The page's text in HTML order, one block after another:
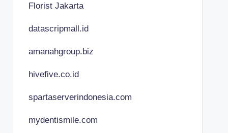
Florist Jakarta
datascripmall.id
amanahgroup.biz
hivefive.co.id
spartaserverindonesia.com
mydentismile.com